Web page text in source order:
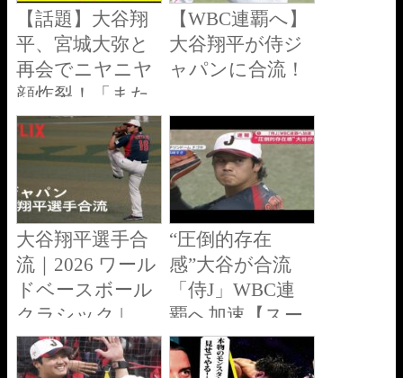
【話題】大谷翔
平、宮城大弥と
再会でニヤニヤ
顔炸裂！「また
タメ口なの？
ｗ」ファン歓喜
のほっこりエピ
ソード
【WBC連覇へ】
大谷翔平が侍ジ
ャパンに合流！
大谷翔平選手合
流｜2026 ワール
ドベースボール
クラシック |
Netflix Japan
“圧倒的存在
感”大谷が合流
「侍J」WBC連
覇へ加速【スー
パーJチャンネ
ル】(2026年2月